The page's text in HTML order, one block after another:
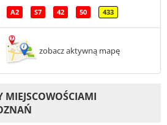
A2 S7 42 50 433
zobacz aktywną mapę
MIEJSCOWOŚCIAMI